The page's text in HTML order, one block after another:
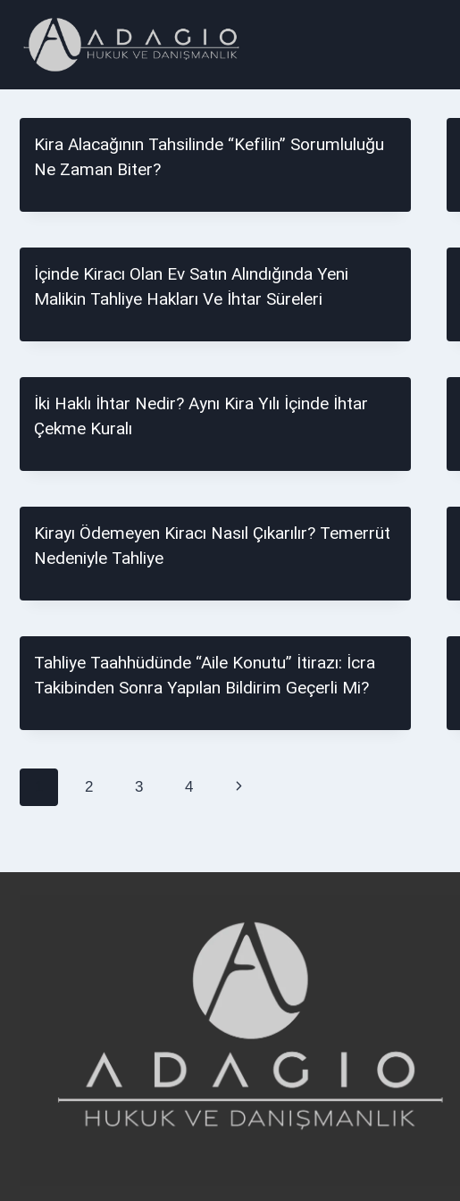
content
Kira Alacağının Tahsilinde “Kefilin” Sorumluluğu
Ne Zaman Biter?
İçinde Kiracı Olan Ev Satın Alındığında Yeni
Malikin Tahliye Hakları Ve İhtar Süreleri
İki Haklı İhtar Nedir? Aynı Kira Yılı İçinde İhtar
Çekme Kuralı
Kirayı Ödemeyen Kiracı Nasıl Çıkarılır? Temerrüt
Nedeniyle Tahliye
Tahliye Taahhüdünde “Aile Konutu” İtirazı: İcra
Takibinden Sonra Yapılan Bildirim Geçerli Mi?
2 3 4
Next